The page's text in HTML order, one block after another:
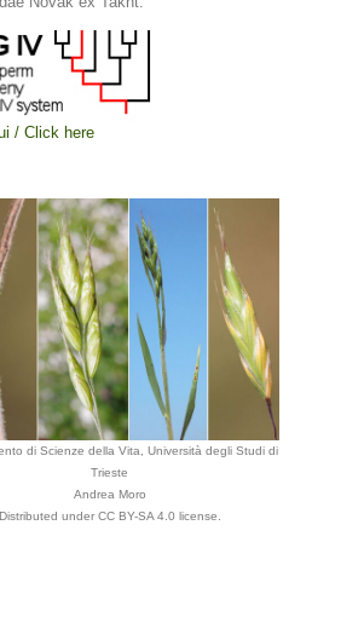
/ Click here
di Scienze della Vita, Università degli Studi di
Trieste
Andrea Moro
Distributed under CC BY-SA 4.0 license.